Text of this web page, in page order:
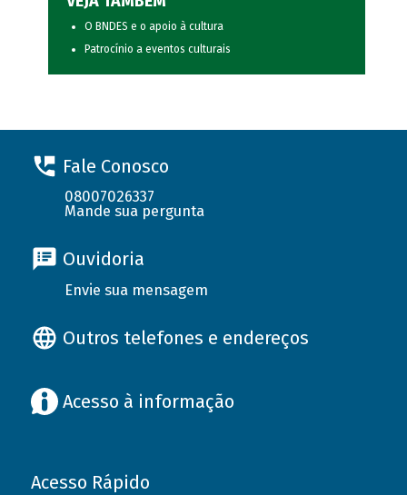
O BNDES e o apoio à cultura
Patrocínio a eventos culturais
Fale Conosco
08007026337
Mande sua pergunta
Ouvidoria
Envie sua mensagem
Outros telefones e endereços
Acesso à informação
Acesso Rápido